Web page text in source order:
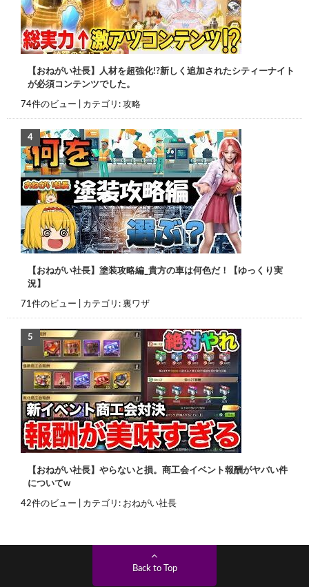
【おねがい社長】人材を超強化!?新しく追加されたシティーナイト
が必須コンテンツでした。
74件のビュー カテゴリ: 攻略
【おねがい社長】塗装攻略編_貴方の車は何色だ！【ゆっくり実
況】
71件のビュー カテゴリ: 裏ワザ
【おねがい社長】やらないと損。商工会イベント報酬がヤバい件
についてw
42件のビュー カテゴリ: おねがい社長
Back to Top